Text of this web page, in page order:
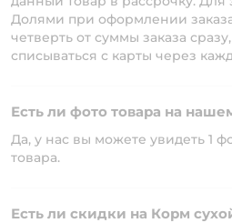
Долями при оформлении
четверть от суммы заказа
списываться с карты через
Есть ли фото товара на
Да, у нас вы можете увидеть 1
товара.
Есть ли скидки на Корм